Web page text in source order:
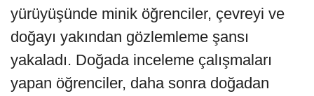
yürüyüşünde minik öğrenciler, çevreyi ve
doğayı yakından gözlemleme şansı
yakaladı. Doğada inceleme çalışmaları
yapan öğrenciler, daha sonra doğadan